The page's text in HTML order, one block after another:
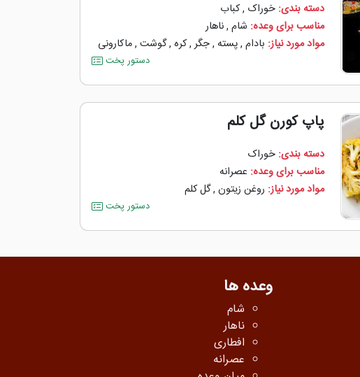
دسته بندی: خوراک ,کباب
مناسب برای وعده: شام,ناهار
مواد مورد نیاز: بادام,پسته,جگر,کره,گوشت,ماکارونی
دستور پخت
پاپ کورن گل کلم
دسته بندی: خوراک
مناسب برای وعده: عصرانه
مواد مورد نیاز: روغن زیتون,گل کلم
دستور پخت
وعده ها
شام
ناهار
افطاری
عصرانه